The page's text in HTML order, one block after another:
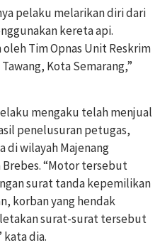
pelaku melarikan diri dari
kereta api.
Tim Opnas Unit Reskrim
Kota Semarang,”
mengaku telah menjual
penelusuran petugas,
wilayah Majenang
Brebes. “Motor tersebut
surat tanda kepemilikan
korban yang hendak
surat-surat tersebut
dia.